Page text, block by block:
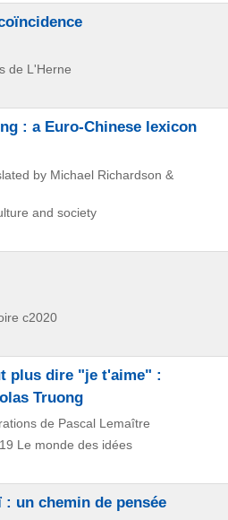
de L'Herne
: a Euro-Chinese lexicon
by Michael Richardson &
and society
c2020
plus dire "je t'aime" :
Truong
de Pascal Lemaître
Le monde des idées
un chemin de pensée